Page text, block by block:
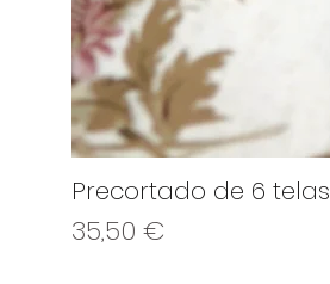
Precortado de 6
Precio
35,50 €